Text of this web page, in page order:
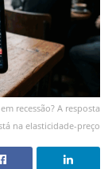
recessão? A resposta
na elasticidade-preço